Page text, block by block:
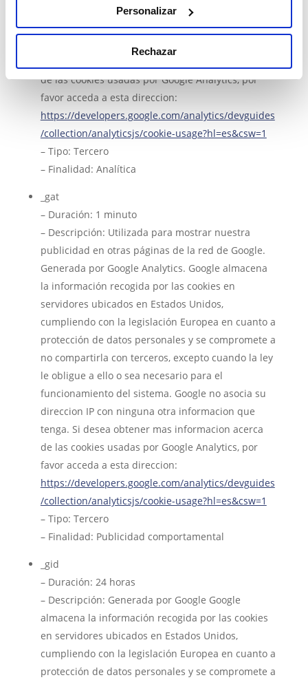
Personalizar
Rechazar
le obligue a ello o sea necesario para el
funcionamiento del sistema. Google no asocia su
de las cookies usadas por Google Analytics, por
favor acceda a esta direccion:
https://developers.google.com/analytics/devguides
/collection/analyticsjs/cookie-usage?hl=es&csw=1
– Tipo: Tercero
– Finalidad: Analítica
_gat
– Duración: 1 minuto
– Descripción: Utilizada para mostrar nuestra
publicidad en otras páginas de la red de Google.
Generada por Google Analytics. Google almacena
la información recogida por las cookies en
servidores ubicados en Estados Unidos,
cumpliendo con la legislación Europea en cuanto a
protección de datos personales y se compromete a
no compartirla con terceros, excepto cuando la ley
le obligue a ello o sea necesario para el
funcionamiento del sistema. Google no asocia su
direccion IP con ninguna otra informacion que
tenga. Si desea obtener mas informacion acerca
de las cookies usadas por Google Analytics, por
favor acceda a esta direccion:
https://developers.google.com/analytics/devguides
/collection/analyticsjs/cookie-usage?hl=es&csw=1
– Tipo: Tercero
– Finalidad: Publicidad comportamental
_gid
– Duración: 24 horas
– Descripción: Generada por Google Google
almacena la información recogida por las cookies
en servidores ubicados en Estados Unidos,
cumpliendo con la legislación Europea en cuanto a
protección de datos personales y se compromete a